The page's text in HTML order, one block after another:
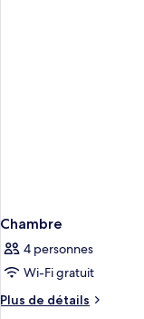
Chambre
4 personnes
Wi-Fi gratuit
Plus de détails
Plus